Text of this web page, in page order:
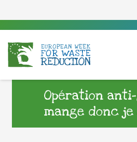
Opération
mange donc je